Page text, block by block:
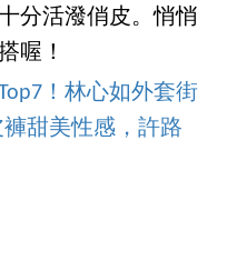
分活潑俏皮。悄悄
喔！
！林心如外套街
褲甜美性感，許路